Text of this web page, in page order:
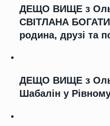
ДЕЩО ВИЩЕ з
СВІТЛАНА
родина, друзі та
ДЕЩО ВИЩЕ з
Шабалін у